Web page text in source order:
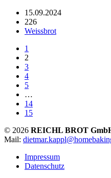
15.09.2024
226
Weissbrot
1
2
3
4
5
…
14
15
© 2026 REICHL BROT
Mail:
Impressum
Datenschutz